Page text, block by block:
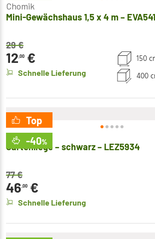
Chomik
Mini-Gewächshaus 1,5 x 4 m –
29€
12,00 €
Schnelle Lieferung
150
400
Top
-40%
Chomik
Gartenliege – schwarz – LEZ5934
77€
46,00 €
Schnelle Lieferung